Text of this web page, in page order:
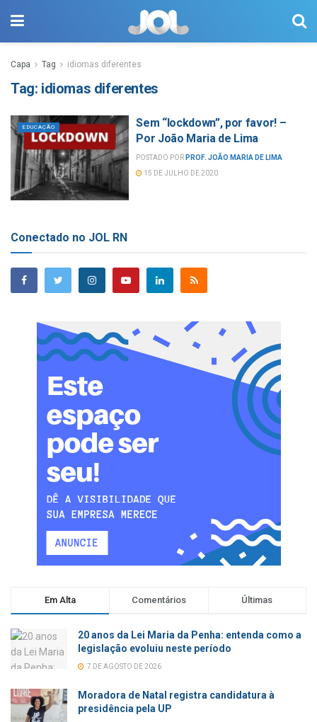
Capa Tag idiomas diferentes
Tag: idiomas diferentes
EDUCAÇÃO
Sem “lockdown”, por favor! –
Por João Maria de Lima
POSTADO POR PROF. JOÃO MARIA DE LIMA
15 DE JULHO DE 2020
Conectado no JOL RN
Em Alta Comentários Últimas
20 anos da Lei Maria da Penha: entenda como a
legislação evoluiu neste período
7 DE AGOSTO DE 2026
Moradora de Natal registra candidatura à
presidência pela UP